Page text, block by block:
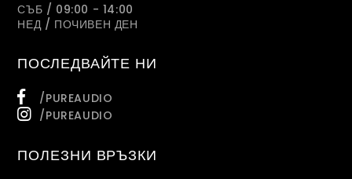
СЪБ / 09:00 - 14:00
НЕД / ПОЧИВЕН ДЕН
ПОСЛЕДВАЙТЕ НИ
/PUREAUDIO
/PUREAUDIO
ПОЛЕЗНИ ВРЪЗКИ